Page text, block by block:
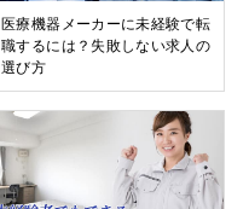
医療機器メーカーに未経験で転
職するには？失敗しない求人の
選び方